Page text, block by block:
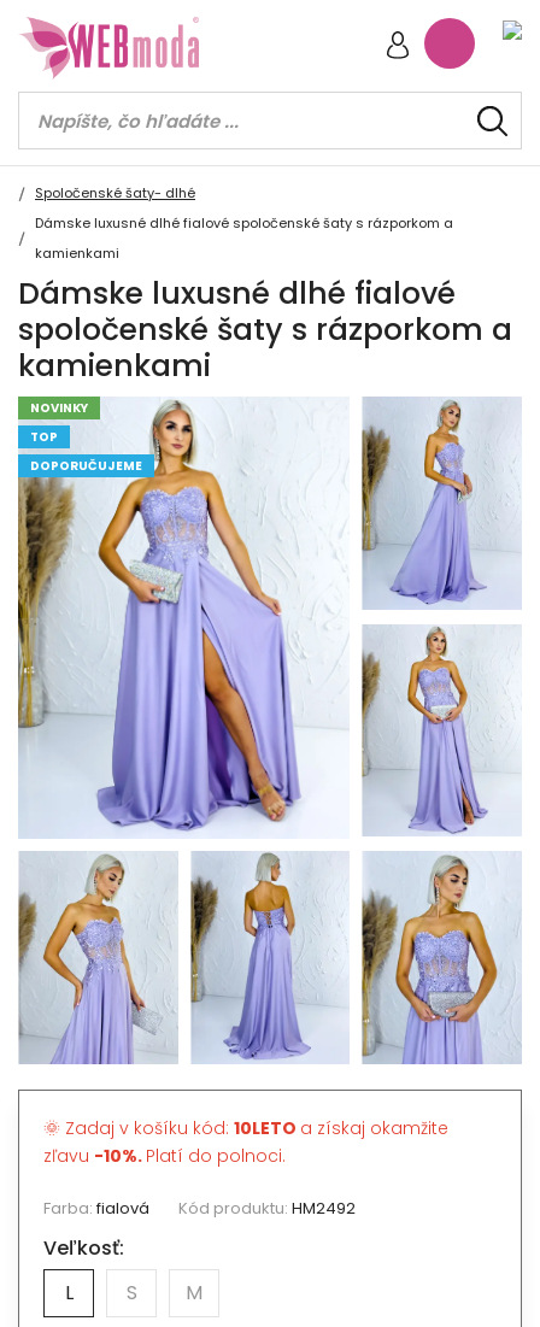
Spoločenské šaty- dlhé
Dámske luxusné dlhé fialové spoločenské šaty s rázporkom a
kamienkami
Dámske luxusné dlhé fialové
spoločenské šaty s rázporkom a
kamienkami
NOVINKY
TOP
DOPORUČUJEME
🌞 Zadaj v košíku kód: 10LETO a získaj okamžite
zľavu -10%. Platí do polnoci.
Farba:fialová Kód produktu: HM2492
Veľkosť:
L
S M